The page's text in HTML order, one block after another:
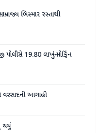
બિસ્માર રસ્તાથી
19.80 લાખનું મોર્ફિન
આગાહી
થયું